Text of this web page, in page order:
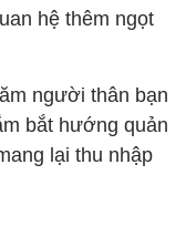
hệ thêm ngọt
người thân bạn
bắt hướng quản
lại thu nhập